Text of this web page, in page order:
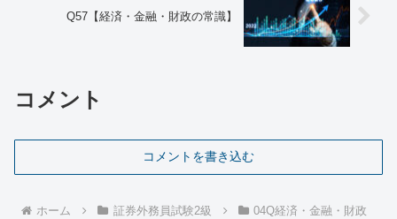
Q57【経済・金融・財政の常識】
コメント
コメントを書き込む
ホーム 証券外務員試験2級
04Q経済・金融・財政